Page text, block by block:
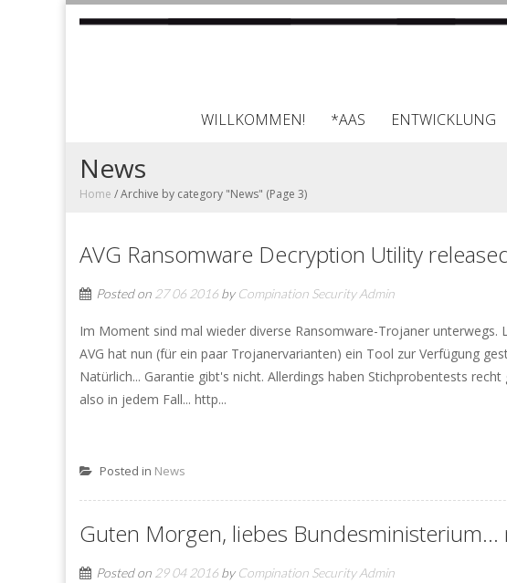
WILLKOMMEN! *AAS ENTWICKLUNG
News
Home /Archive by category "News" (Page 3)
AVG Ransomware Decryption Utility
Posted on 27 06 2016 by Compination Security Admin
Im Moment sind mal wieder diverse Ransomware-Trojaner unterwegs.
AVG hat nun (für ein paar Trojanervarianten) ein Tool zur Verfügung
Natürlich... Garantie gibt's nicht. Allerdings haben Stichprobentests
also in jedem Fall... http...
Posted in News
Guten Morgen, liebes Bundesministerium…
Posted on 29 04 2016 by Compination Security Admin